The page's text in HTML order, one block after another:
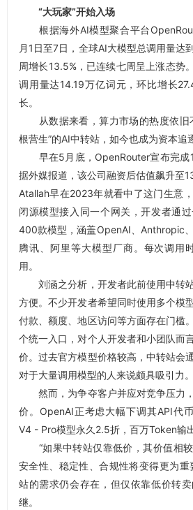
“大玩家”开始入场
根据海外AI模型聚合平台
月1日至7日，全球AI大模型总调用量达
周增长13.5%，已连续七周呈上涨态势
调用量达14.19万亿词元，环比增长
长。
从数据来看，算力市场的热度依旧
根营生”的AI中转站，如今也成为资本追
早在5月底，OpenRouter宣布完成
据外媒报道，该公司融资后估值飙升至
Atallah早在2023年就看中了这门生意
闭源模型接入同一个网关，开发者通
400款模型，涵盖OpenAI、Anthropic
腾讯、阿里等大模型厂商。每次调用
用。
刘涵之分析，开发者此前使用中转
方便。不少开发者希望同时使用多个模
付款、额度、地区访问等方面存在门槛
个统一入口，对个人开发者和小团队而
价。过去官方模型价格较高，中转站会
对于大量调用模型的人来说颇具吸引力。
然而，为争夺客户并应对竞争压力
价。OpenAI正考虑大幅下调其API代
V4 - Pro模型永久2.5折，百万Token输
“如果中转站仅靠低价，其价值相较
安全性、稳定性、合规性将变得更为重
站的需求仍会存在，但仅依靠低价转
继。